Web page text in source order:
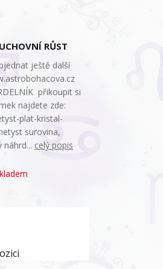
RŮST
ještě další
přikoupit si
najdete zde:
plat-kristal-
surovina,
celý popis